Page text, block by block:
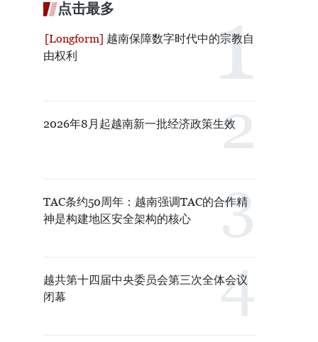
点击最多
越南保障数字时代中的宗教自
由权利
2026年8月起越南新一批经济政策生效
TAC条约50周年：越南强调TAC的合作精
神是构建地区安全架构的核心
越共第十四届中央委员会第三次全体会议
闭幕